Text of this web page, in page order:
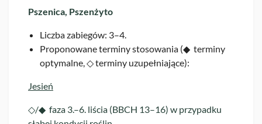
Pszenica, Pszenżyto
Liczba zabiegów: 3–4.
Proponowane terminy stosowania (◆ terminy
optymalne, ◇ terminy uzupełniające):
Jesień
◇/◆ faza 3.–6. liścia (BBCH 13–16) w przypadku